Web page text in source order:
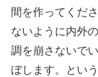
間を作ってくだ
ないように内外
調を崩さないで
ぼします。とい